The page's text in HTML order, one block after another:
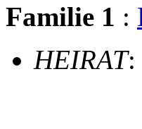
Familie 1 :
HEIRAT: